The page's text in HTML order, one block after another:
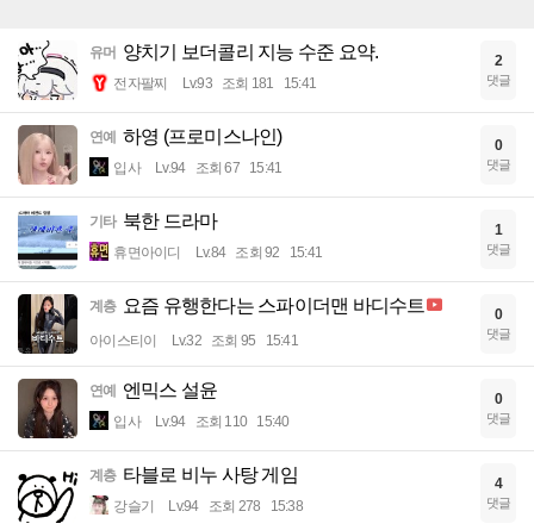
유머 양치기 보더콜리 지능 수준 요약.
전자팔찌 Lv.93 조회 181 15:41
2
댓글
연예 하영 (프로미스나인)
입사 Lv.94 조회 67 15:41
0
댓글
기타 북한 드라마
휴면아이디 Lv.84 조회 92 15:41
1
댓글
계층 요즘 유행한다는 스파이더맨 바디수트
아이스티이 Lv.32 조회 95 15:41
0
댓글
연예 엔믹스 설윤
입사 Lv.94 조회 110 15:40
0
댓글
계층 타블로 비누 사탕 게임
강슬기 Lv.94 조회 278 15:38
4
댓글